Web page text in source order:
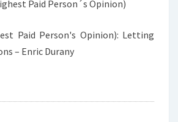
Paid Person´s Opinion)